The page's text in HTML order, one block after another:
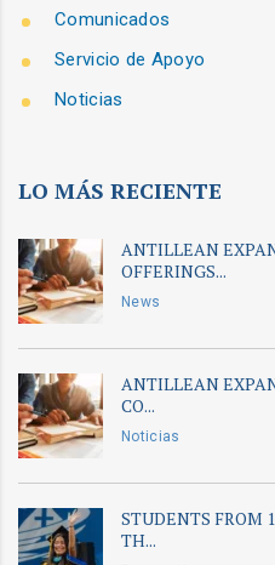
Comunicados
Servicio de Apoyo
Noticias
LO MÁS RECIENTE
ANTILLEAN
OFFERINGS...
News
ANTILLEAN
CO...
Noticias
STUDENTS FROM
TH...